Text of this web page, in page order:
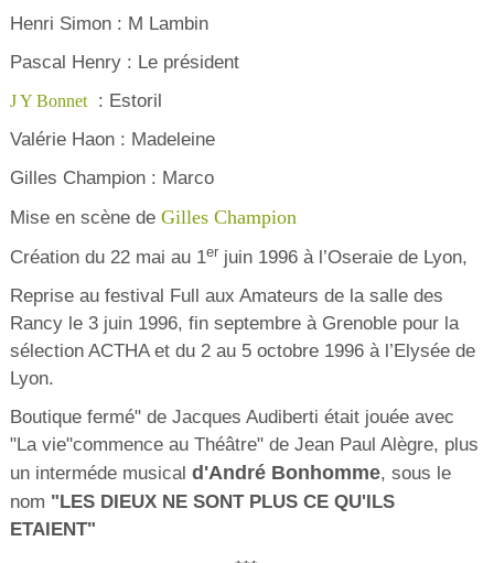
Henri Simon : M Lambin
Pascal Henry : Le président
J Y Bonnet: Estoril
Valérie Haon : Madeleine
Gilles Champion : Marco
Mise en scène de Gilles Champion
Création du 22 mai au 1erjuin 1996 à l’Oseraie de Lyon,
Reprise au festival Full aux Amateurs de la salle des
Rancy le 3 juin 1996, fin septembre à Grenoble pour la
sélection ACTHA et du 2 au 5 octobre 1996 à l’Elysée de
Lyon.
Boutique fermé" de Jacques Audiberti était jouée avec
"La vie"commence au Théâtre" de Jean Paul Alègre, plus
un interméde musical d'André Bonhomme, sous le
nom "LES DIEUX NE SONT PLUS CE QU'ILS
ETAIENT"